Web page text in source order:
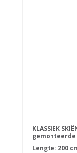
KLASSIEK
gemonteerde
NNN
Lengte: 200